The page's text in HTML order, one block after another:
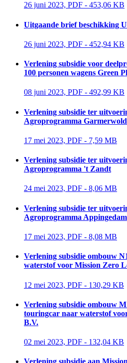
26 juni 2023, PDF - 453,06 KB
Uitgaande brief beschikking
26 juni 2023, PDF - 452,94 KB
Verlening subsidie voor
100 personen wagens Green
08 juni 2023, PDF - 492,99 KB
Verlening subsidie ter
Agroprogramma
17 mei 2023, PDF - 7,59 MB
Verlening subsidie ter
Agroprogramma 't Zandt
24 mei 2023, PDF - 8,06 MB
Verlening subsidie ter
Agroprogramma Appingedam
17 mei 2023, PDF - 8,08 MB
Verlening subsidie ombouw
waterstof voor Mission Zero
12 mei 2023, PDF - 130,29 KB
Verlening subsidie ombouw
touringcar naar waterstof
B.V.
02 mei 2023, PDF - 132,04 KB